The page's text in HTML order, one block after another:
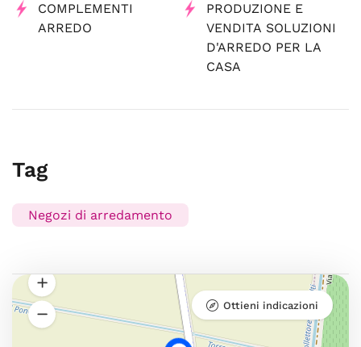
COMPLEMENTI
ARREDO
PRODUZIONE E
VENDITA SOLUZIONI
D'ARREDO PER LA
CASA
Tag
Negozi di arredamento
Ottieni indicazioni